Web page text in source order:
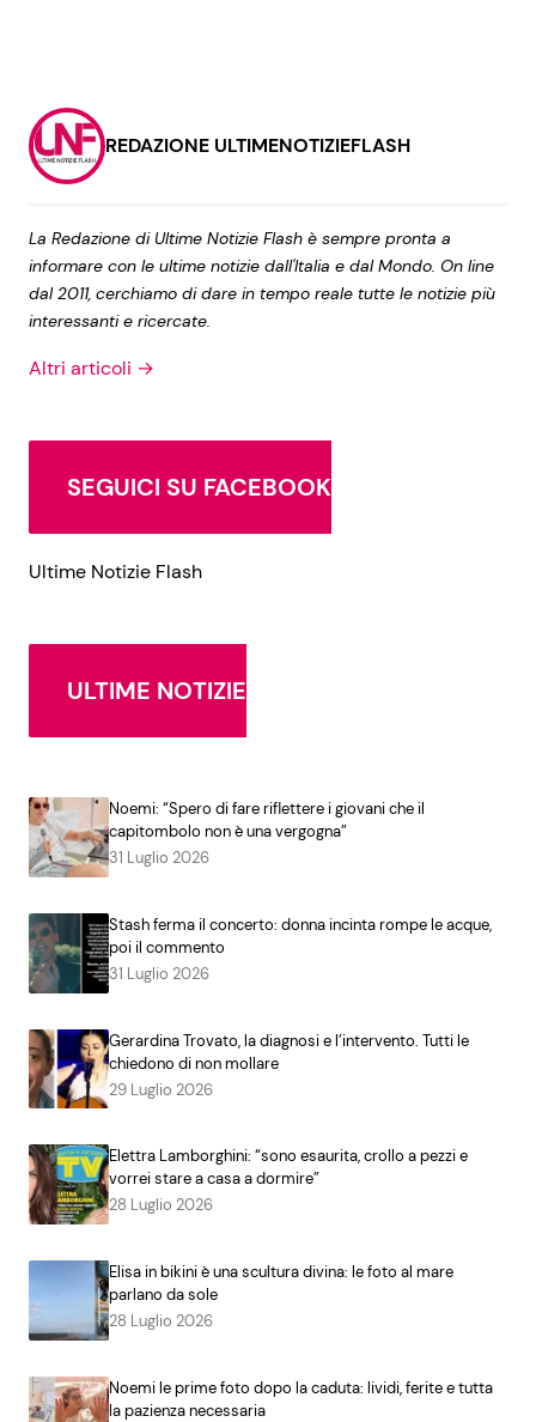
REDAZIONE ULTIMENOTIZIEFLASH
La Redazione di Ultime Notizie Flash è sempre pronta a
informare con le ultime notizie dall'Italia e dal Mondo. On line
dal 2011, cerchiamo di dare in tempo reale tutte le notizie più
interessanti e ricercate.
Altri articoli →
SEGUICI SU FACEBOOK
Ultime Notizie Flash
ULTIME NOTIZIE
Noemi: “Spero di fare riflettere i giovani che il
capitombolo non è una vergogna”
31 Luglio 2026
Stash ferma il concerto: donna incinta rompe le acque,
poi il commento
31 Luglio 2026
Gerardina Trovato, la diagnosi e l’intervento. Tutti le
chiedono di non mollare
29 Luglio 2026
Elettra Lamborghini: “sono esaurita, crollo a pezzi e
vorrei stare a casa a dormire”
28 Luglio 2026
Elisa in bikini è una scultura divina: le foto al mare
parlano da sole
28 Luglio 2026
Noemi le prime foto dopo la caduta: lividi, ferite e tutta
la pazienza necessaria